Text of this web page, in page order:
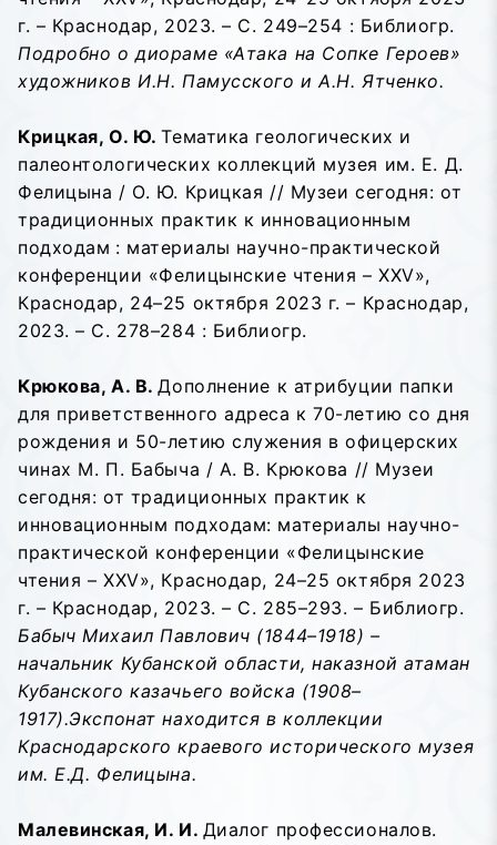
г. – Краснодар, 2023. – С. 249–254 : Библиогр.
Подробно о диораме «Атака на Сопке Героев»
художников И.Н. Памусского и А.Н. Ятченко.
Крицкая, О. Ю.Тематика геологических и
палеонтологических коллекций музея им. Е. Д.
Фелицына / О. Ю. Крицкая // Музеи сегодня: от
традиционных практик к инновационным
подходам : материалы научно-практической
конференции «Фелицынские чтения – XXV»,
Краснодар, 24–25 октября 2023 г. – Краснодар,
2023. – С. 278–284 : Библиогр.
Крюкова, А. В.Дополнение к атрибуции папки
для приветственного адреса к 70-летию со дня
рождения и 50-летию служения в офицерских
чинах М. П. Бабыча / А. В. Крюкова // Музеи
сегодня: от традиционных практик к
инновационным подходам: материалы научно-
практической конференции «Фелицынские
чтения – XXV», Краснодар, 24–25 октября 2023
г. – Краснодар, 2023. – С. 285–293. – Библиогр.
Бабыч Михаил Павлович (1844–1918) –
начальник Кубанской области, наказной атаман
Кубанского казачьего войска (1908–
1917).Экспонат находится в коллекции
Краснодарского краевого исторического музея
им. Е.Д. Фелицына.
Малевинская, И. И. Диалог профессионалов.